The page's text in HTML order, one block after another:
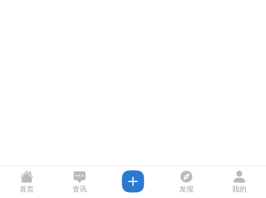
首页 资讯 发现 我的